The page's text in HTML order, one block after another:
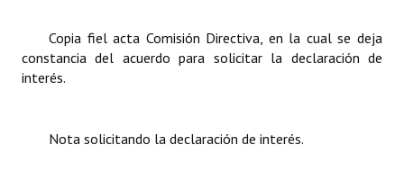
Antiguos Pobladores
Copia fiel acta Comisión Directiva, en la cual se deja
constancia del acuerdo para solicitar la declaración de
interés.
Nota solicitando la declaración de interés.